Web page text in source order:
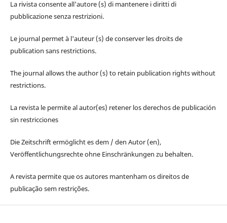
La rivista consente all'autore (s) di mantenere i diritti di
pubblicazione senza restrizioni.
Le journal permet à l'auteur (s) de conserver les droits de
publication sans restrictions.
The journal allows the author (s) to retain publication rights without
restrictions.
La revista le permite al autor(es) retener los derechos de publicación
sin restricciones
Die Zeitschrift ermöglicht es dem / den Autor (en),
Veröffentlichungsrechte ohne Einschränkungen zu behalten.
A revista permite que os autores mantenham os direitos de
publicação sem restrições.